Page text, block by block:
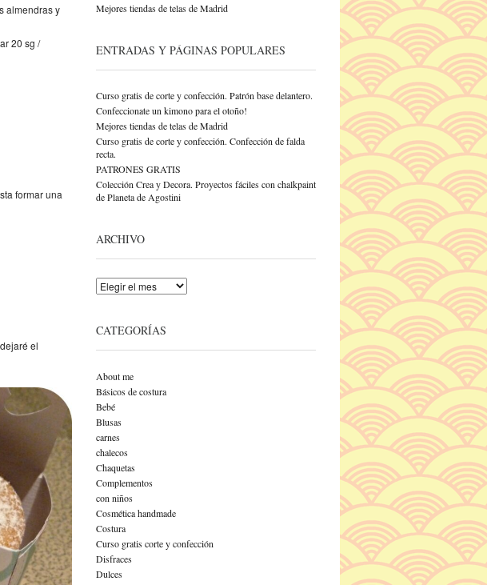
almendras y
20 sg /
formar una
el
Mejores tiendas de telas de Madrid
ENTRADAS Y PÁGINAS POPULARES
Curso gratis de corte y confección. Patrón base delantero.
Confeccionate un kimono para el otoño!
Mejores tiendas de telas de Madrid
Curso gratis de corte y confección. Confección de falda
recta.
PATRONES GRATIS
Colección Crea y Decora. Proyectos fáciles con chalkpaint
de Planeta de Agostini
ARCHIVO
Archivo
CATEGORÍAS
About me
Básicos de costura
Bebé
Blusas
carnes
chalecos
Chaquetas
Complementos
con niños
Cosmética handmade
Costura
Curso gratis corte y confección
Disfraces
Dulces